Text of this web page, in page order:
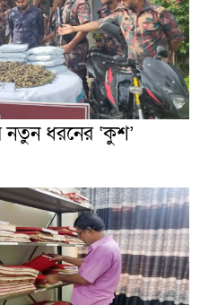
নতুন ধরনের ‘কুশ’